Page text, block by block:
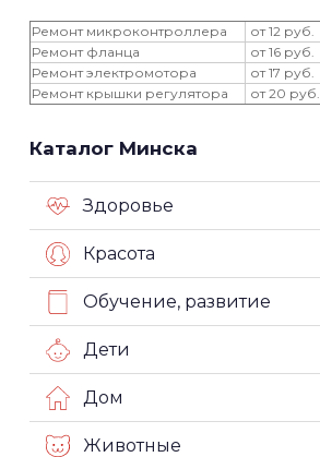
Ремонт микроконтроллера
от 12 руб.
Ремонт фланца
от 16 руб.
Ремонт электромотора
от 17 руб.
Ремонт крышки регулятора
от 20 руб.
Каталог Минска
Здоровье
Красота
Обучение, развитие
Дети
Дом
Животные